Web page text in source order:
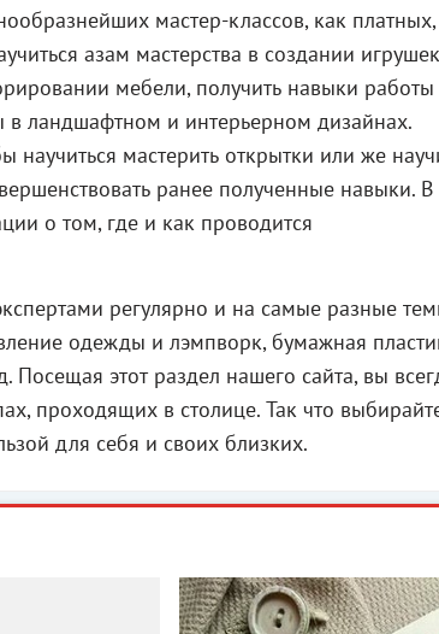
мастер-классов, как платных,
азам мастерства в создании
мебели, получить навыки работы
ландшафтном и интерьерном дизайнах.
мастерить открытки или же
ранее полученные навыки. В
о том, где и как проводится
регулярно и на самые разные
одежды и лэмпворк, бумажная
этот раздел нашего сайта, вы
проходящих в столице. Так что
для себя и своих близких.